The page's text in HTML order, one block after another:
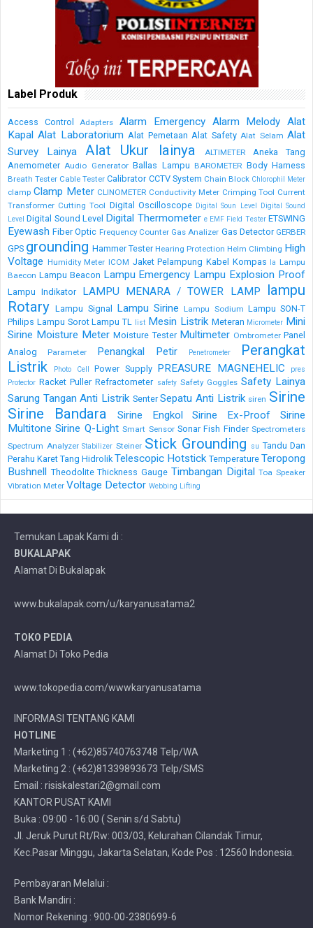
Label Produk
Access Control Adapters Alarm Emergency Alarm Melody Alat
Kapal Alat Laboratorium Alat Pemetaan Alat Safety Alat Selam Alat
Survey Lainya
Alat Ukur lainya ALTIMETER
Aneka Tang
Anemometer Audio Generator Ballas Lampu BAROMETER Body Harness
Breath Tester Cable Tester Calibrator CCTV System Chain Block Chlorophil Meter
clamp Clamp Meter CLINOMETER Conductivity Meter Crimping Tool Current
Transformer Cutting Tool Digital Oscilloscope Digital Soun Level Digital Sound
Level Digital Sound Level Digital Thermometer e EMF Field Tester ETSWING
Eyewash Fiber Optic Frequency Counter Gas Analizer Gas Detector GERBER
GPS grounding Hammer Tester Hearing Protection Helm Climbing High
Voltage Humidity Meter ICOM Jaket Pelampung Kabel Kompas la Lampu
Baecon Lampu Beacon Lampu Emergency Lampu Explosion Proof
Lampu Indikator LAMPU MENARA / TOWER LAMP
lampu
Rotary Lampu Signal Lampu Sirine Lampu Sodium Lampu SON-T
Philips Lampu Sorot Lampu TL list Mesin Listrik Meteran Micrometer Mini
Sirine Moisture Meter Moisture Tester Multimeter Ombrometer Panel
Analog
Parameter Penangkal Petir Penetrometer
Perangkat
Listrik
Photo Cell Power Supply PREASURE MAGNEHELIC
pres
Protector Racket Puller Refractometer safety Safety Goggles Safety Lainya
Sarung Tangan Anti Listrik Senter Sepatu Anti Listrik siren Sirine
Sirine Bandara
Sirine Engkol Sirine Ex-Proof
Sirine
Multitone Sirine Q-Light Smart Sensor Sonar Fish Finder Spectrometers
Spectrum Analyzer Stabilizer Steiner Stick Grounding su Tandu Dan
Perahu Karet Tang Hidrolik Telescopic Hotstick Temperature Teropong
Bushnell Theodolite Thickness Gauge Timbangan Digital Toa Speaker
Vibration Meter Voltage Detector Webbing Lifting
Temukan Lapak Kami di :
BUKALAPAK
Alamat Di Bukalapak
www.bukalapak.com/u/karyanusatama2
TOKO PEDIA
Alamat Di Toko Pedia
www.tokopedia.com/wwwkaryanusatama
INFORMASI TENTANG KAMI
HOTLINE
Marketing 1 : (+62)85740763748 Telp/WA
Marketing 2 : (+62)81339893673 Telp/SMS
Email : risiskalestari2@gmail.com
KANTOR PUSAT KAMI
Buka : 09:00 - 16:00 ( Senin s/d Sabtu)
Jl. Jeruk Purut Rt/Rw: 003/03, Kelurahan Cilandak Timur,
Kec.Pasar Minggu, Jakarta Selatan, Kode Pos : 12560 Indonesia.
Pembayaran Melalui :
Bank Mandiri :
Nomor Rekening : 900-00-2380699-6